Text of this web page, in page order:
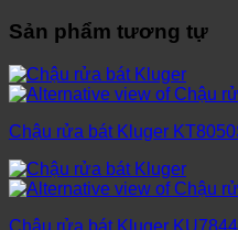
Sản phẩm tương tự
Chậu rửa bát Kluger
Chậu rửa bát Kluger